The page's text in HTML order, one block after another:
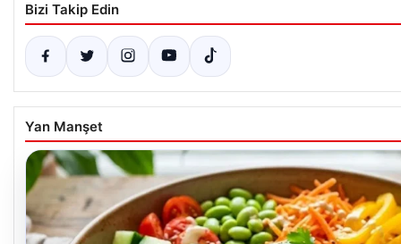
Bizi Takip Edin
Yan Manşet